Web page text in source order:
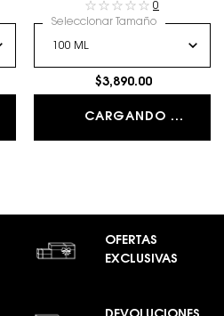
hombre que eres con todos tus
matices.
0
Seleccionar Tamaño
$3,890.00
CARGANDO ...
OFERTAS
EXCLUSIVAS